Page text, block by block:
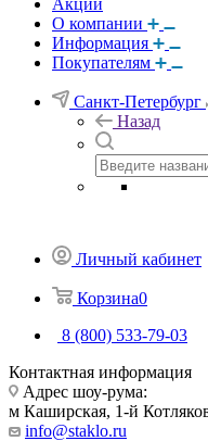
Акции
О компании
Информация
Покупателям
Санкт-Петербург
Назад
Личный кабинет
Корзина0
8 (800) 533-79-03
Контактная информация
Адрес шоу-рума:
м Каширская, 1-й
info@staklo.ru